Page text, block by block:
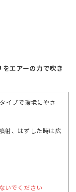
エアーの力で吹き
イプで環境にやさ
射、はずした時は広
いでください